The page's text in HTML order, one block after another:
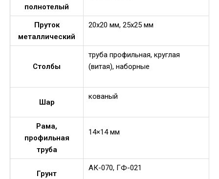
полнотелый
Пруток
металлический
20х20 мм, 25х25 мм
Столбы
труба профильная, круглая
(витая), наборные
Шар
кованый
Рама,
профильная
труба
14×14 мм
Грунт
АК-070, ГФ-021